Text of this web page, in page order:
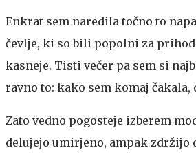
Enkrat sem naredila točno to
čevlje, ki so bili popolni za
kasneje. Tisti večer pa sem si
ravno to: kako sem komaj čakala,
Zato vedno pogosteje izberem
delujejo umirjeno, ampak zdržijo